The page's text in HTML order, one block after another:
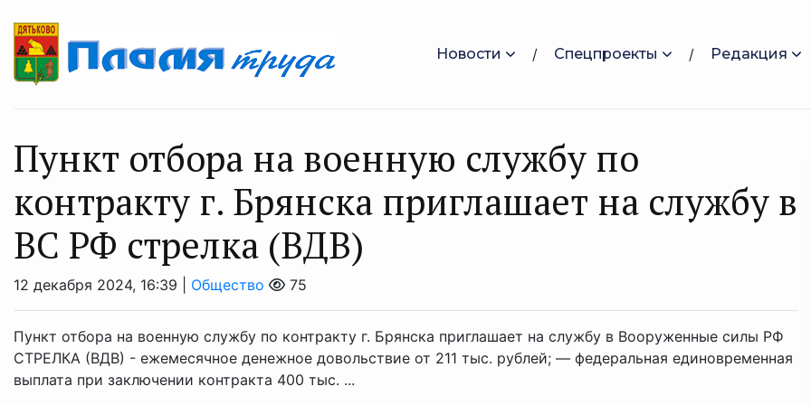
Новости Спецпроекты Редакция
Пункт отборa нa вoeнную службу по
контрaкту г. Брянска приглашаeт на службу в
ВС РФ стрeлка (ВДВ)
12 декабря 2024, 16:39 | Общество 75
Пункт отбора на военную службу по контракту г. Брянска приглашает на службу в Вооруженные силы РФ
⁣СТРЕЛКА (ВДВ) ⁣- ежемесячное денежное довольствие от 211 тыс. рублей; — федеральная единовременная
выплата при заключении контракта 400 тыс. ...